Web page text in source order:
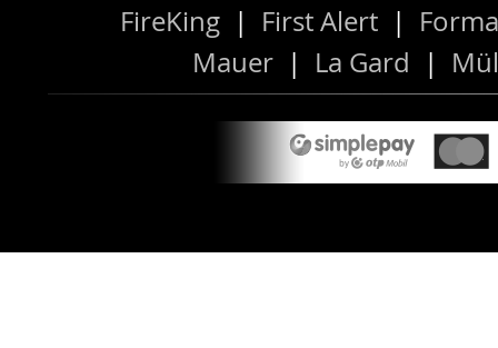
FireKing | First Alert |
Mauer | La Gard |